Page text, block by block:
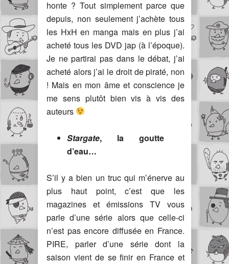
honte ? Tout simplement parce que
depuis, non seulement j’achète tous
les HxH en manga mais en plus j’ai
acheté tous les DVD jap (à l’époque).
Je ne partirai pas dans le débat, j’ai
acheté alors j’ai le droit de piraté, non
! Mais en mon âme et conscience je
me sens plutôt bien vis à vis des
auteurs
Stargate, la goutte
d’eau…
S’il y a bien un truc qui m’énerve au
plus haut point, c’est que les
magazines et émissions TV vous
parle d’une série alors que celle-ci
n’est pas encore diffusée en France.
PIRE, parler d’une série dont la
saison vient de se finir en France et